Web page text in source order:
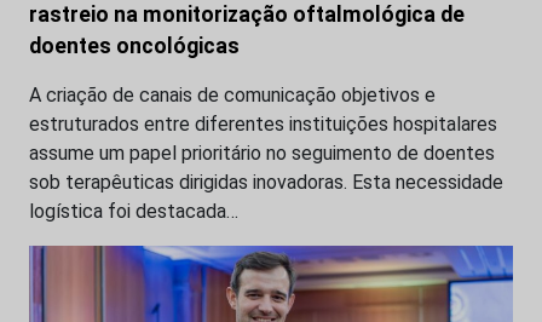
rastreio na monitorização oftalmológica de
doentes oncológicas
A criação de canais de comunicação objetivos e
estruturados entre diferentes instituições hospitalares
assume um papel prioritário no seguimento de doentes
sob terapêuticas dirigidas inovadoras. Esta necessidade
logística foi destacada…